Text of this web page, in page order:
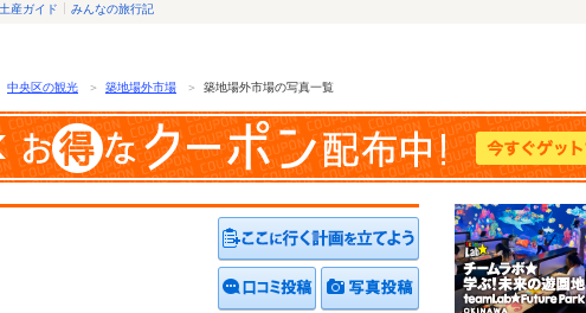
産ガイド みんなの旅行記
中央区の観光 ＞ 築地場外市場 ＞ 築地場外市場の写真一覧
クチコミを投稿する写真を投稿する